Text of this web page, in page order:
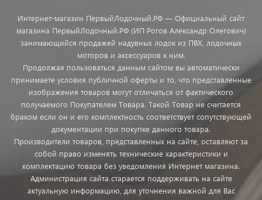
Интернет-магазин ПервыйЛодочный.РФ — Официальный сайт
магазина ПервыйЛодочный.РФ (ИП Рогов Александр Олегович)
занимающийся продажей надувных лодок из ПВХ, лодочных
моторов и аксессуаров к ним.
Продолжая пользоваться данным сайтом вы автоматически
принимаете условия публичной оферты и то, что представленные
изображения товаров могут отличаться от фактического
получаемого Покупателем Товара. Такой Товар не считается
браком если он и его комплектность соответствует сопутствующей
документации при покупке данного товара.
Производители товаров, представленных на сайте, оставляют за
собой право изменять технические характеристики и
комплектацию товара без уведомления Интернет магазина.
Администрация сайта старается поддерживать на сайте
актуальную информацию, для уточнения важной для Вас